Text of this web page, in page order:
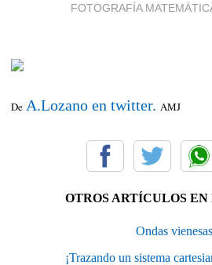
FOTOGRAFÍA
De A.Lozano en twitter. AMJ
OTROS ARTÍCULOS EN
Ondas
¡Trazando un sistema